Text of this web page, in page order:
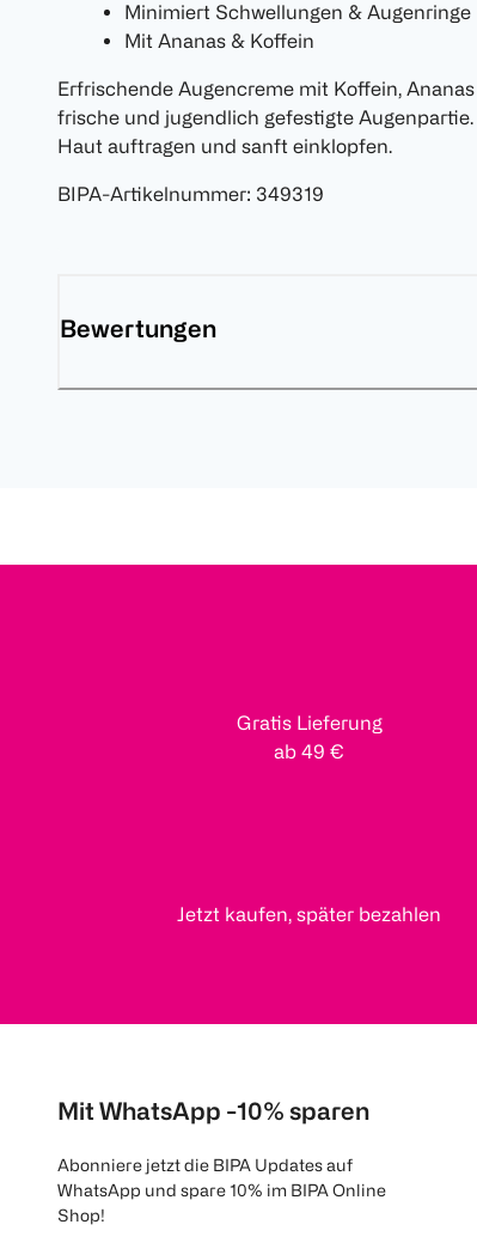
Minimiert Schwellungen & Augenringe
Mit Ananas & Koffein
Erfrischende Augencreme mit Koffein,
frische und jugendlich gefestigte
Haut auftragen und sanft einklopfen.
BIPA-Artikelnummer: 349319
Bewertungen
Gratis Lieferung
ab 49 €
Jetzt kaufen, später bezahlen
Mit WhatsApp -10% sparen
Abonniere jetzt die BIPA Updates auf
WhatsApp und spare 10% im BIPA Online
Shop!